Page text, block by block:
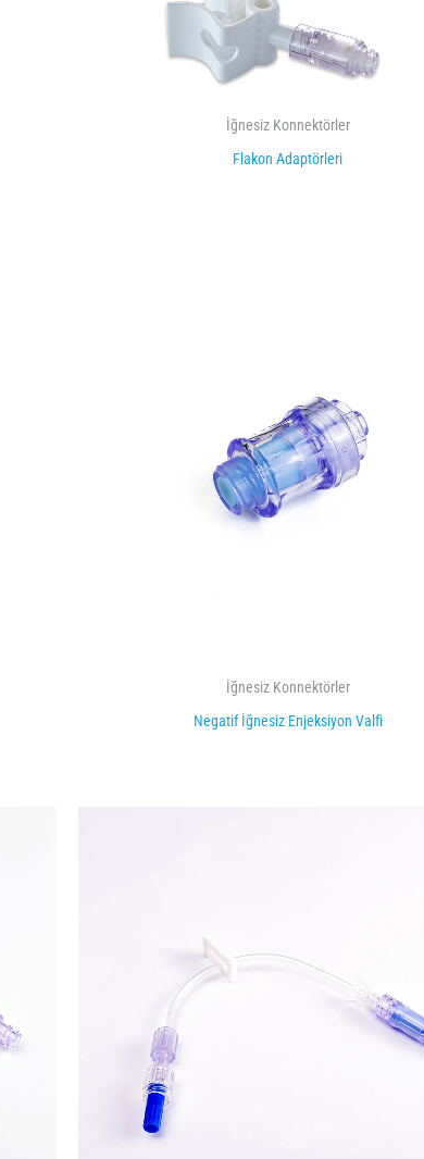
İğnesiz Konnektörler
Flakon Adaptörleri
İğnesiz Konnektörler
Negatif İğnesiz Enjeksiyon Valfi